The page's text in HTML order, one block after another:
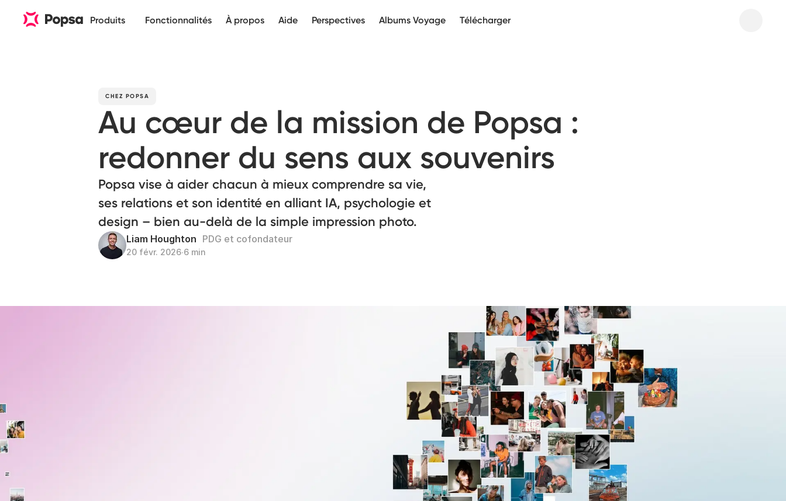
Produits Fonctionnalités À propos Aide Perspectives Albums Voyage Télécharger
CHEZ POPSA
Au cœur de la mission de Popsa :
redonner du sens aux souvenirs
Popsa vise à aider chacun à mieux comprendre sa vie,
ses relations et son identité en alliant IA, psychologie et
design – bien au-delà de la simple impression photo.
Liam Houghton PDG et cofondateur
20 févr. 2026∙6 min